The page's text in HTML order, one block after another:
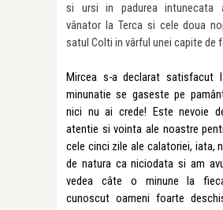
si ursi in padurea intunecata
vânator la Terca si cele doua
satul Colti in vârful unei capite de
Mircea s-a declarat satisfacut
minunatie se gaseste pe
nici nu ai crede! Este nevoie
atentie si vointa ale noastre
cele cinci zile ale calatoriei, iata,
de natura ca niciodata si am
vedea câte o minune la
cunoscut oameni foarte